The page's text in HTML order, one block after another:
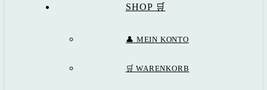
SHOP 🛒
👤 MEIN KONTO
🛒 WARENKORB